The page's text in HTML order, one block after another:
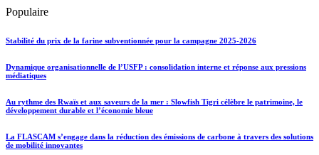
Populaire
Stabilité du prix de la farine subventionnée pour la campagne 2025-2026
Dynamique organisationnelle de l’USFP : consolidation interne et réponse aux pressions
médiatiques
Au rythme des Rwaïs et aux saveurs de la mer : Slowfish Tigri célèbre le patrimoine, le
développement durable et l’économie bleue
La FLASCAM s’engage dans la réduction des émissions de carbone à travers des solutions
de mobilité innovantes